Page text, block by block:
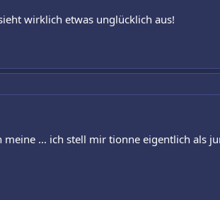
wirklich etwas unglücklich aus!
meine ... ich stell mir tionne eigentlich als